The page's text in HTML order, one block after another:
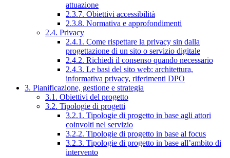
attuazione
2.3.7. Obiettivi accessibilità
2.3.8. Normativa e approfondimenti
2.4. Privacy
2.4.1. Come rispettare la privacy sin dalla
progettazione di un sito o servizio digitale
2.4.2. Richiedi il consenso quando necessario
2.4.3. Le basi del sito web: architettura,
informativa privacy, riferimenti DPO
3. Pianificazione, gestione e strategia
3.1. Obiettivi del progetto
3.2. Tipologie di progetti
3.2.1. Tipologie di progetto in base agli attori
coinvolti nel servizio
3.2.2. Tipologie di progetto in base al focus
3.2.3. Tipologie di progetto in base all’ambito di
intervento